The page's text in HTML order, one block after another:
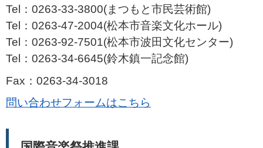
Tel：0263-33-3800 まつもと市民芸術館
Tel：0263-47-2004 松本市音楽文化ホール
Tel：0263-92-7501 松本市波田文化センター
Tel：0263-34-6645 鈴木鎮一記念館
Fax：0263-34-3018
問い合わせフォームはこちら